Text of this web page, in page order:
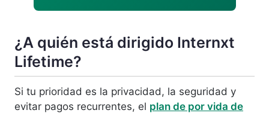
¿A quién está dirigido Internxt
Lifetime?
Si tu prioridad es la privacidad, la seguridad y
evitar pagos recurrentes, el plan de por vida de